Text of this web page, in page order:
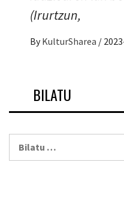
(Irurtzun,
By KulturSharea /
BILATU